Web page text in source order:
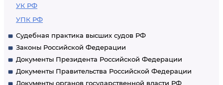
УК РФ
УПК РФ
Судебная практика высших судов РФ
Законы Российской Федерации
Документы Президента Российской Федерации
Документы Правительства Российской Федерации
Документы органов государственной власти РФ